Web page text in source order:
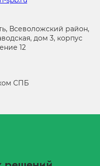
Всеволожский район,
дом 3, корпус
12
СПБ